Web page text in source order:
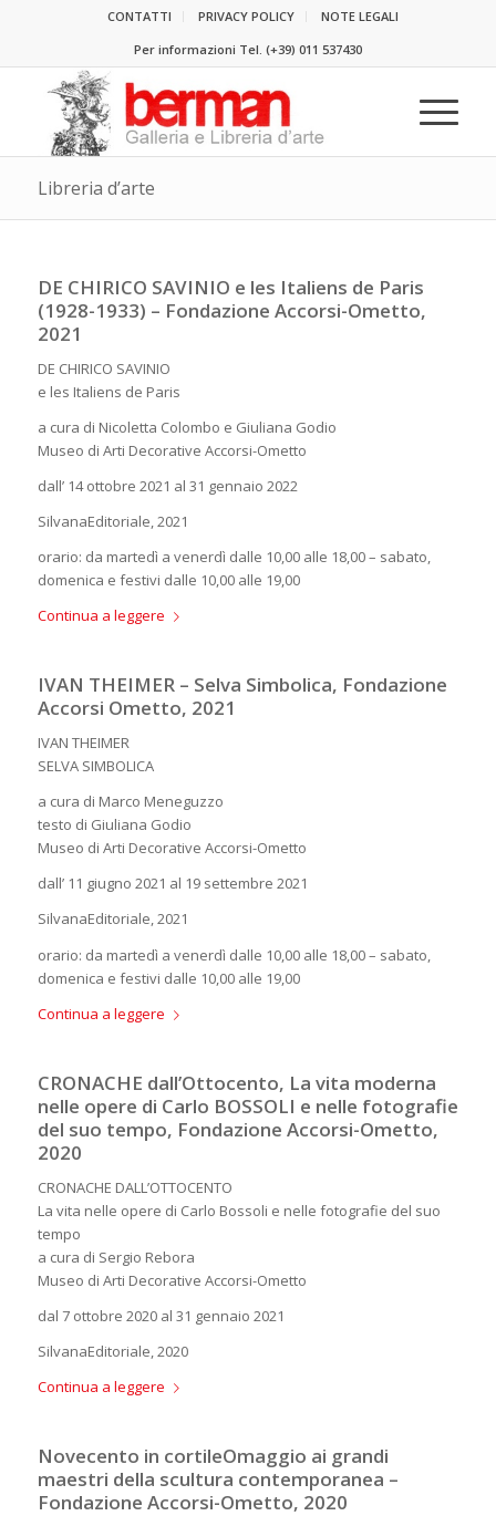
CONTATTI PRIVACY POLICY
NOTE LEGALI
Per informazioni Tel. (+39) 011 537430
Libreria d’arte
DE CHIRICO SAVINIO e les Italiens de Paris
(1928-1933) – Fondazione Accorsi-Ometto,
2021
DE CHIRICO SAVINIO
e les Italiens de Paris
a cura di Nicoletta Colombo e Giuliana Godio
Museo di Arti Decorative Accorsi-Ometto
dall’ 14 ottobre 2021 al 31 gennaio 2022
SilvanaEditoriale, 2021
orario: da martedì a venerdì dalle 10,00 alle 18,00 – sabato,
domenica e festivi dalle 10,00 alle 19,00
Continua a leggere
IVAN THEIMER – Selva Simbolica, Fondazione
Accorsi Ometto, 2021
IVAN THEIMER
SELVA SIMBOLICA
a cura di Marco Meneguzzo
testo di Giuliana Godio
Museo di Arti Decorative Accorsi-Ometto
dall’ 11 giugno 2021 al 19 settembre 2021
SilvanaEditoriale, 2021
orario: da martedì a venerdì dalle 10,00 alle 18,00 – sabato,
domenica e festivi dalle 10,00 alle 19,00
Continua a leggere
CRONACHE dall’Ottocento, La vita moderna
nelle opere di Carlo BOSSOLI e nelle fotografie
del suo tempo, Fondazione Accorsi-Ometto,
2020
CRONACHE DALL’OTTOCENTO
La vita nelle opere di Carlo Bossoli e nelle fotografie del suo
tempo
a cura di Sergio Rebora
Museo di Arti Decorative Accorsi-Ometto
dal 7 ottobre 2020 al 31 gennaio 2021
SilvanaEditoriale, 2020
Continua a leggere
Novecento in cortileOmaggio ai grandi
maestri della scultura contemporanea –
Fondazione Accorsi-Ometto, 2020